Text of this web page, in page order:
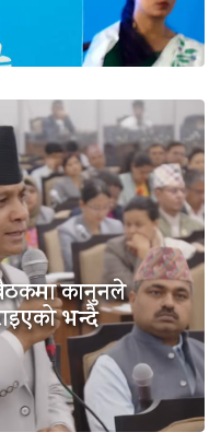
कानुनले
भन्दै